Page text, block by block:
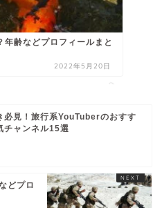
年齢などプロフィールまと
2022年5月20日
必見！旅行系YouTuberのおすす
チャンネル15選
どプロ